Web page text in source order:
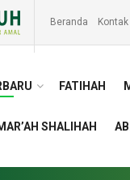
Beranda Kontak
FATIHAH
SHALIHAH